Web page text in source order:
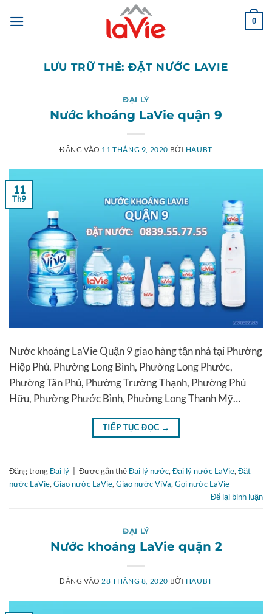
qua
0
LƯU TRỮ THẺ:ĐẶT NƯỚC LAVIE
ĐẠI LÝ
Nước khoáng LaVie quận 9
ĐĂNG VÀO 11 THÁNG 9, 2020 BỞI HAUBT
11
Th9
Nước khoáng LaVie Quận 9 giao hàng tận nhà tại Phường
Hiệp Phú, Phường Long Bình, Phường Long Phước,
Phường Tân Phú, Phường Trường Thạnh, Phường Phú
Hữu, Phường Phước Bình, Phường Long Thạnh Mỹ…
TIẾP TỤC ĐỌC →
Đăng trongĐại lý Được gắn thẻĐại lý nước,Đại lý nước LaVie,Đặt
nước LaVie,Giao nước LaVie,Giao nước ViVa,Gọi nước LaVie
Để lại bình luận
ĐẠI LÝ
Nước khoáng LaVie quận 2
ĐĂNG VÀO 28 THÁNG 8, 2020 BỞI HAUBT